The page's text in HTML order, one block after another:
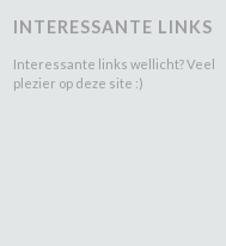
INTERESSANTE LINKS
Interessante links wellicht? Veel
plezier op deze site :)